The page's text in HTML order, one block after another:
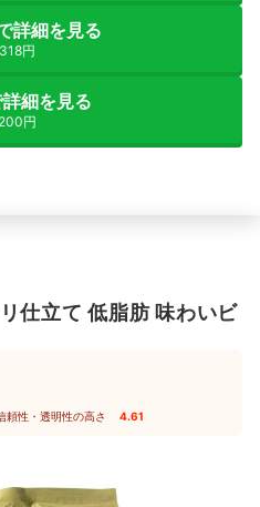
詳細を見る
円
細を見る
円
仕立て 低脂肪 味わいビ
頼性・透明性の高さ 4.61